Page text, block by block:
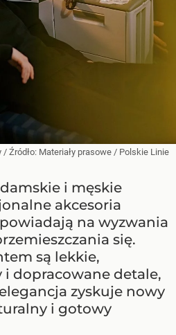
/ Źródło: Materiały prasowe / Polskie Linie
i męskie
akcesoria
na wyzwania
się.
są lekkie,
dopracowane detale,
zyskuje nowy
i gotowy